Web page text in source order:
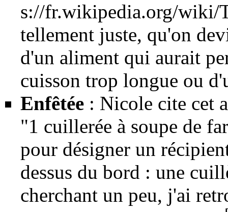
tellement juste, qu'on
d'un aliment qui aurait
cuisson trop longue ou
Enfêtée : Nicole cite cet
"1 cuillerée à soupe de
pour désigner un
dessus du bord : une
cherchant un peu, j'ai